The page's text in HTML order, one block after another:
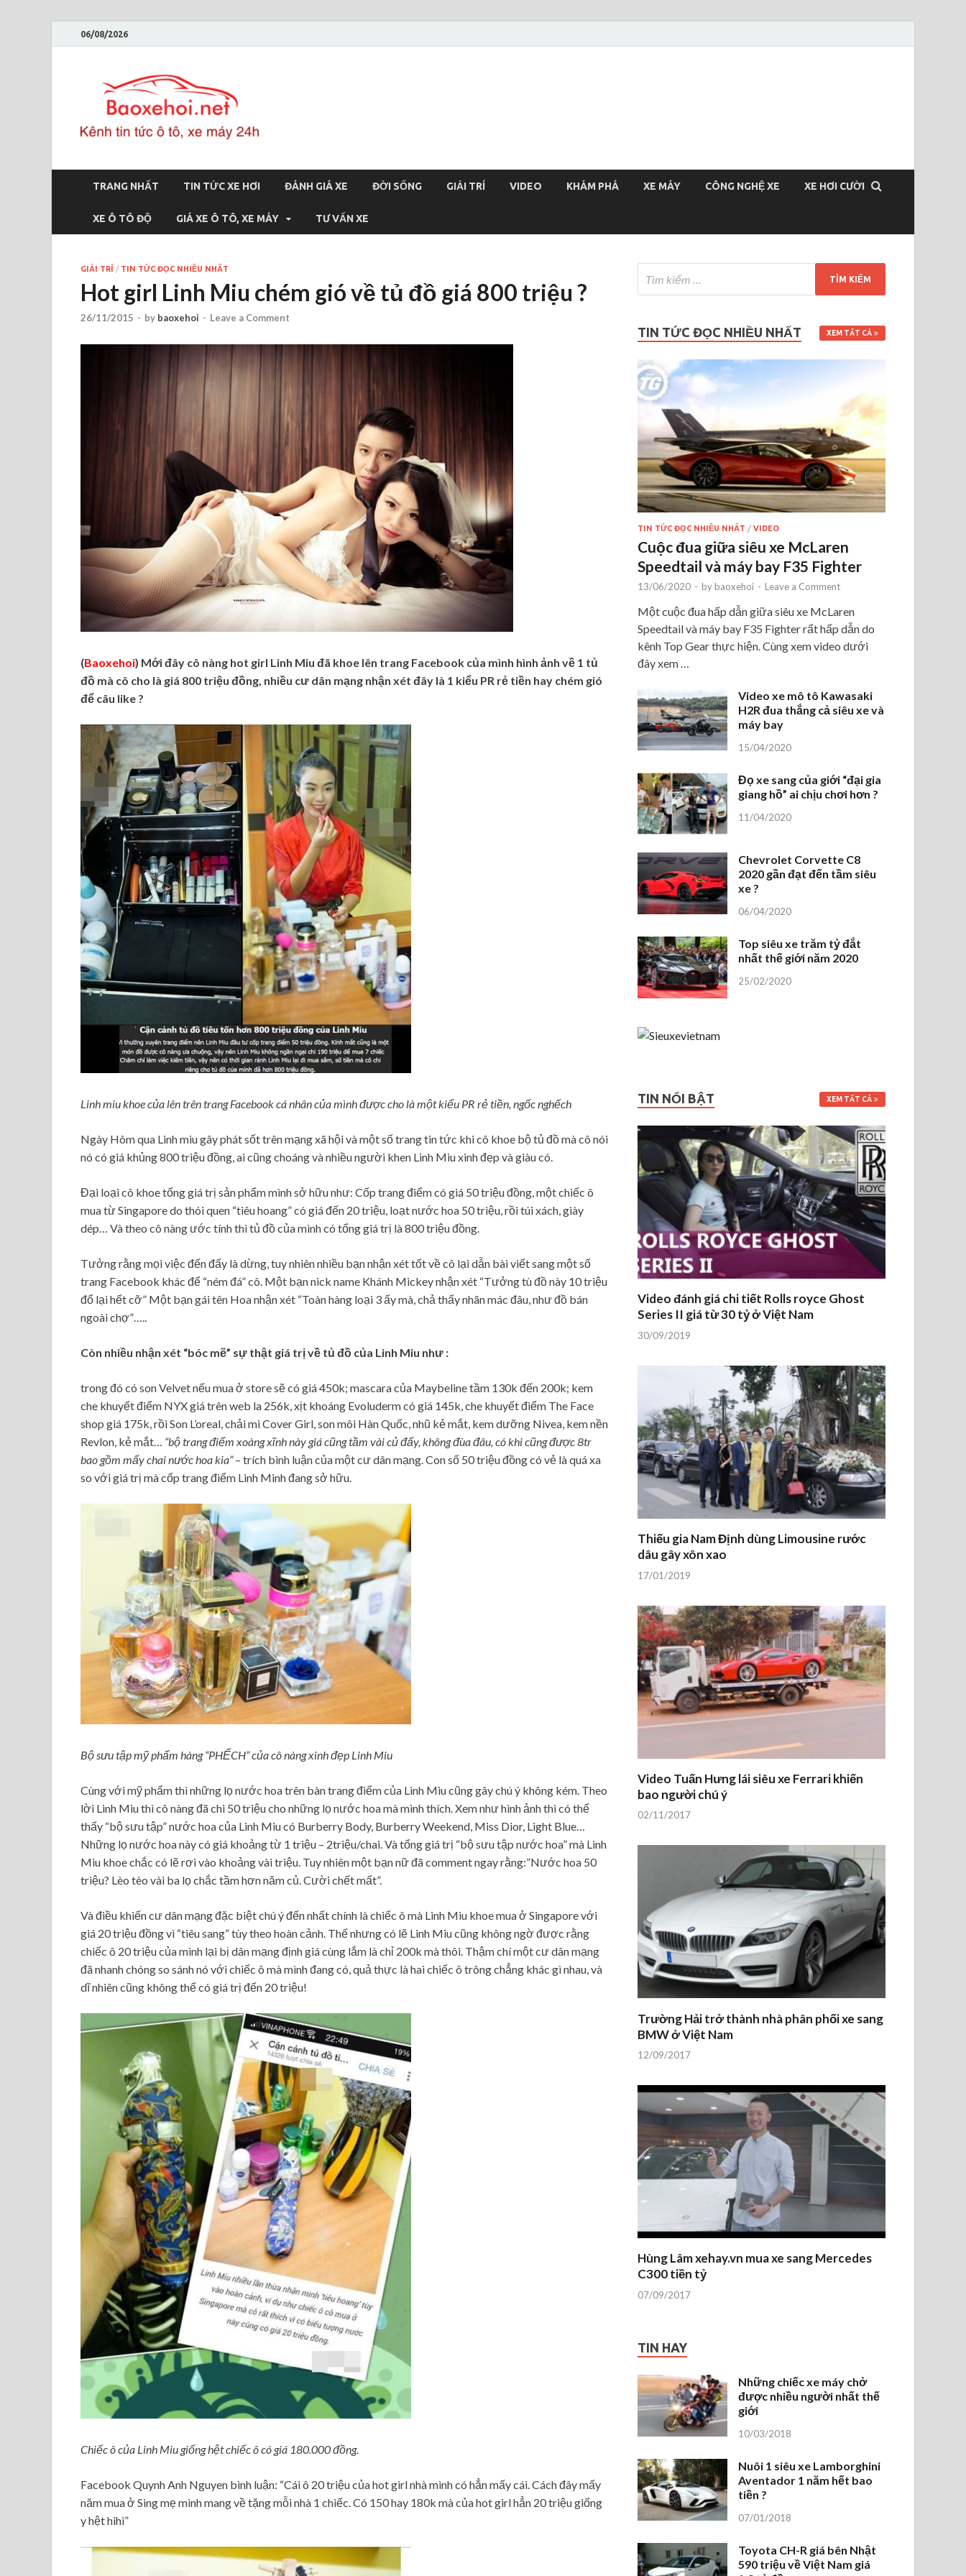
06/08/2026
TRANG NHẤT TIN TỨC XE HƠI ĐÁNH GIÁ XE ĐỜI SỐNG GIẢI TRÍ VIDEO KHÁM PHÁ XE MÁY CÔNG NGHỆ XE XE HƠI CƯỜI
XE Ô TÔ ĐỘ GIÁ XE Ô TÔ, XE MÁY TƯ VẤN XE
GIẢI TRÍ / TIN TỨC ĐỌC NHIỀU NHẤT
Hot girl Linh Miu chém gió về tủ đồ giá 800 triệu ?
26/11/2015 - by baoxehoi - Leave a Comment
(Baoxehoi) Mới đây cô nàng hot girl Linh Miu đã khoe lên trang Facebook của mình hình ảnh về 1 tủ
đồ mà cô cho là giá 800 triệu đồng, nhiều cư dân mạng nhận xét đây là 1 kiểu PR rẻ tiền hay chém gió
để câu like ?
Linh miu khoe của lên trên trang Facebook cá nhân của mình được cho là một kiểu PR rẻ tiền, ngốc nghếch
Ngày Hôm qua Linh miu gây phát sốt trên mạng xã hội và một số trang tin tức khi cô khoe bộ tủ đồ mà cô nói
nó có giá khủng 800 triệu đồng, ai cũng choáng và nhiều người khen Linh Miu xinh đẹp và giàu có.
Đại loại cô khoe tổng giá trị sản phẩm mình sở hữu như: Cốp trang điểm có giá 50 triệu đồng, một chiếc ô
mua từ Singapore do thói quen “tiêu hoang” có giá đến 20 triệu, loạt nước hoa 50 triệu, rồi túi xách, giày
dép… Và theo cô nàng ước tính thì tủ đồ của mình có tổng giá trị là 800 triệu đồng.
Tưởng rằng mọi việc đến đấy là dừng, tuy nhiên nhiều bạn nhận xét tốt về cô lại dẫn bài viết sang một số
trang Facebook khác để “ném đá” cô. Một bạn nick name Khánh Mickey nhận xét “Tưởng tù đồ này 10 triệu
đổ lại hết cỡ” Một bạn gái tên Hoa nhận xét “Toàn hàng loại 3 ấy mà, chả thấy nhãn mác đâu, như đồ bán
ngoài chợ”…..
Còn nhiều nhận xét “bóc mẽ” sự thật giá trị về tủ đồ của Linh Miu như :
trong đó có son Velvet nếu mua ở store sẽ có giá 450k; mascara của Maybeline tầm 130k đến 200k; kem
che khuyết điểm NYX giá trên web la 256k, xịt khoáng Evoluderm có giá 145k, che khuyết điểm The Face
shop giá 175k, rồi Son L’oreal, chải mi Cover Girl, son môi Hàn Quốc, nhũ kẻ mắt, kem dưỡng Nivea, kem nền
Revlon, kẻ mắt… “bộ trang điểm xoàng xĩnh này giá cũng tầm vài củ đấy, không đùa đâu, có khi cũng được 8tr
bao gồm mấy chai nước hoa kia”– trích bình luận của một cư dân mạng. Con số 50 triệu đồng có vẻ là quá xa
so với giá trị mà cốp trang điểm Linh Minh đang sở hữu.
Bộ sưu tập mỹ phẩm hàng “PHẾCH” của cô nàng xinh đẹp Linh Miu
Cùng với mỹ phẩm thì những lọ nước hoa trên bàn trang điểm của Linh Miu cũng gây chú ý không kém. Theo
lời Linh Miu thì cô nàng đã chi 50 triệu cho những lọ nước hoa mà mình thích. Xem như hình ảnh thì có thể
thấy “bộ sưu tập” nước hoa của Linh Miu có Burberry Body, Burberry Weekend, Miss Dior, Light Blue…
Những lọ nước hoa này có giá khoảng từ 1 triệu – 2triệu/chai. Và tổng giá trị “bộ sưu tập nước hoa” mà Linh
Miu khoe chắc có lẽ rơi vào khoảng vài triệu. Tuy nhiên một bạn nữ đã comment ngay rằng:”Nước hoa 50
triệu? Lèo tèo vài ba lọ chắc tầm hơn năm củ. Cười chết mất”.
Và điều khiến cư dân mạng đặc biệt chú ý đến nhất chính là chiếc ô mà Linh Miu khoe mua ở Singapore với
giá 20 triệu đồng vì “tiêu sang” tùy theo hoàn cảnh. Thế nhưng có lẽ Linh Miu cũng không ngờ được rằng
chiếc ô 20 triệu của mình lại bị dân mạng định giá cùng lắm là chỉ 200k mà thôi. Thậm chí một cư dân mạng
đã nhanh chóng so sánh nó với chiếc ô mà mình đang có, quả thực là hai chiếc ô trông chẳng khác gì nhau, và
dĩ nhiên cũng không thể có giá trị đến 20 triệu!
Chiếc ô của Linh Miu giống hệt chiếc ô có giá 180.000 đồng.
Facebook Quynh Anh Nguyen bình luận: “Cái ô 20 triệu của hot girl nhà mình có hẳn mấy cái. Cách đây mấy
năm mua ở Sing mẹ mình mang về tặng mỗi nhà 1 chiếc. Có 150 hay 180k mà của hot girl hẳn 20 triệu giống
y hệt hihi”
TIN TỨC ĐỌC NHIỀU NHẤT XEM TẤT CẢ
TIN TỨC ĐỌC NHIỀU NHẤT /VIDEO
Cuộc đua giữa siêu xe McLaren
Speedtail và máy bay F35 Fighter
13/06/2020 - by baoxehoi - Leave a Comment
Một cuộc đua hấp dẫn giữa siêu xe McLaren
Speedtail và máy bay F35 Fighter rất hấp dẫn do
kênh Top Gear thực hiện. Cùng xem video dưới
đây xem …
Video xe mô tô Kawasaki
H2R đua thắng cả siêu xe và
máy bay
15/04/2020
Đọ xe sang của giới “đại gia
giang hồ” ai chịu chơi hơn ?
11/04/2020
Chevrolet Corvette C8
2020 gần đạt đến tầm siêu
xe ?
06/04/2020
Top siêu xe trăm tỷ đắt
nhất thế giới năm 2020
25/02/2020
TIN NỔI BẬT XEM TẤT CẢ
Video đánh giá chi tiết Rolls royce Ghost
Series II giá từ 30 tỷ ở Việt Nam
30/09/2019
Thiếu gia Nam Định dùng Limousine rước
dâu gây xôn xao
17/01/2019
Video Tuấn Hưng lái siêu xe Ferrari khiến
bao người chú ý
02/11/2017
Trường Hải trở thành nhà phân phối xe sang
BMW ở Việt Nam
12/09/2017
Hùng Lâm xehay.vn mua xe sang Mercedes
C300 tiền tỷ
07/09/2017
TIN HAY
Những chiếc xe máy chở
được nhiều người nhất thế
giới
10/03/2018
Nuôi 1 siêu xe Lamborghini
Aventador 1 năm hết bao
tiền ?
07/01/2018
Toyota CH-R giá bên Nhật
590 triệu về Việt Nam giá